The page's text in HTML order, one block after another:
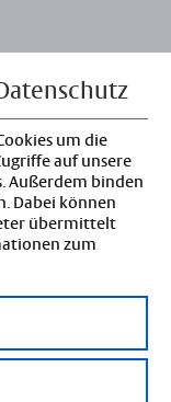
um die
auf unsere
Außerdem binden
Dabei können
übermittelt
zum